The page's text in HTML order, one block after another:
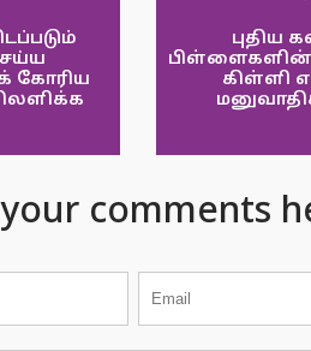
கோரிய
புதிய
கிள்ளி
comments